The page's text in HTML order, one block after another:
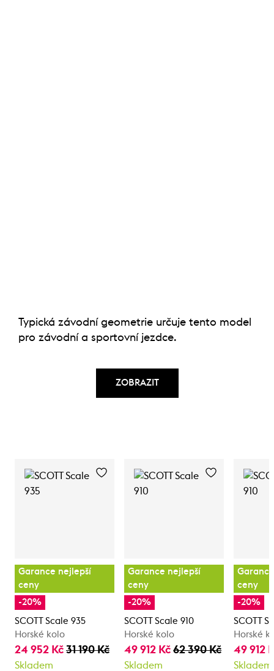
Typická závodní geometrie určuje tento model
pro závodní a sportovní jezdce.
ZOBRAZIT
Garance nejlepší
ceny
-20%
SCOTT Scale 935
Horské kolo
24 952 Kč 31 190 Kč
Skladem
Garance nejlepší
ceny
-20%
SCOTT Scale 910
Horské kolo
49 912 Kč62 390 Kč
Skladem
ceny
-20%
SCOTT
Horské
49 912
Skladem